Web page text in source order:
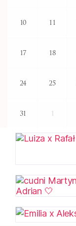
10 11
17 18
24 25
31